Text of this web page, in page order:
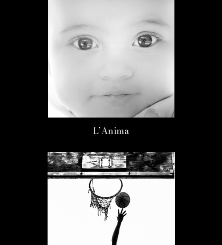
L’Anima